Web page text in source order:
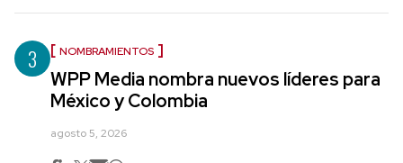
3 NOMBRAMIENTOS
WPP Media nombra nuevos líderes para
México y Colombia
agosto 5, 2026